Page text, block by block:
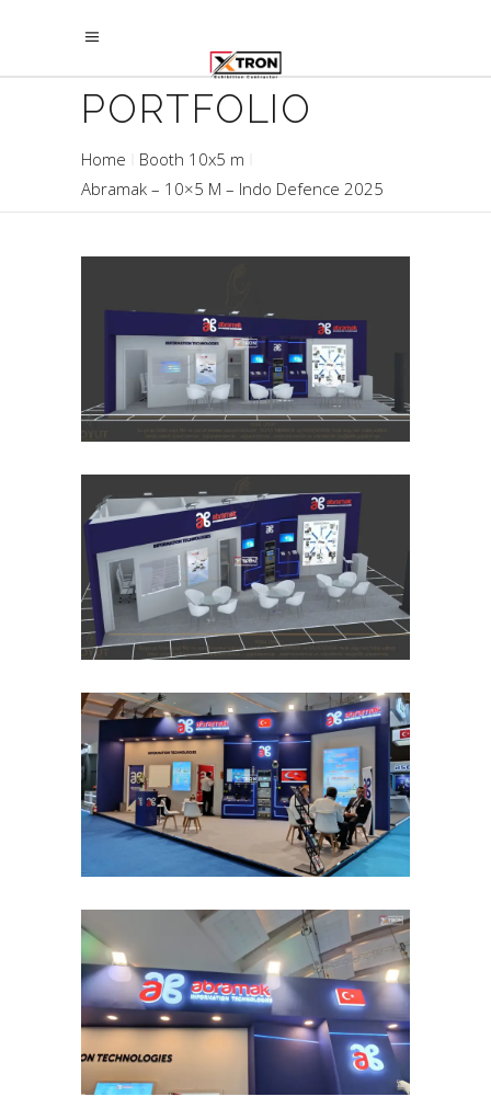
PORTFOLIO
Home
Booth 10x5 m
Abramak – 10×5 M – Indo Defence 2025